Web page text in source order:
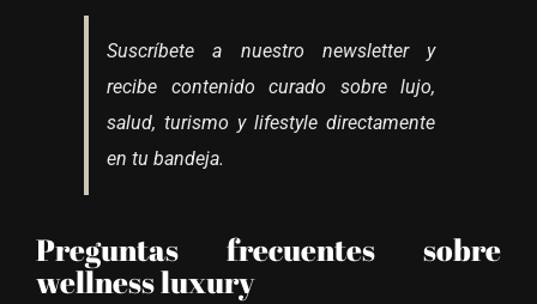
Suscríbete a nuestro newsletter y
recibe contenido curado sobre lujo,
salud, turismo y lifestyle directamente
en tu bandeja.
Preguntas frecuentes sobre
wellness luxury